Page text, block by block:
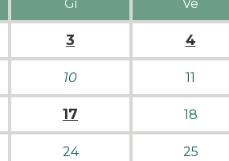
Gi Ve
3 4
10 11
17 18
24 25